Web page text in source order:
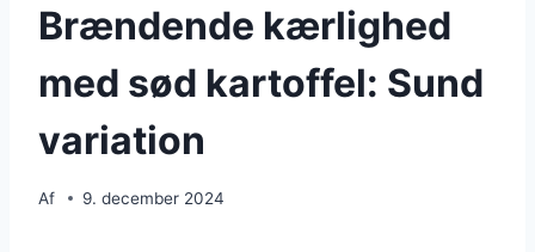
Brændende kærlighed
med sød kartoffel: Sund
variation
Af 9. december 2024